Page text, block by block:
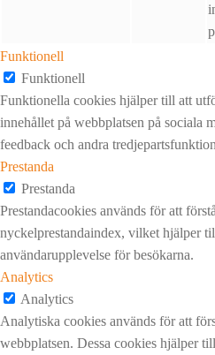
Funktionell
Funktionell
Funktionella cookies hjälper till att
innehållet på webbplatsen på sociala
feedback och andra
Prestanda
Prestanda
Prestandacookies används för att
nyckelprestandaindex, vilket hjälper
användarupplevelse för besökarna.
Analytics
Analytics
Analytiska cookies används för att
webbplatsen. Dessa cookies hjälper